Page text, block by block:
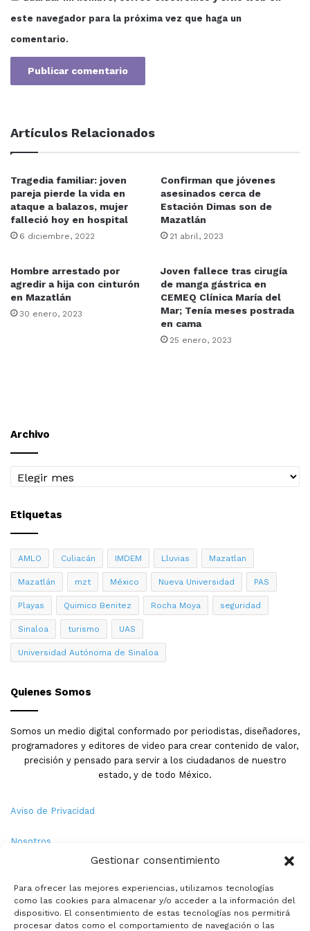
Gestionar consentimiento
Para ofrecer las mejores experiencias, utilizamos tecnologías
como las cookies para almacenar y/o acceder a la información del
dispositivo. El consentimiento de estas tecnologías nos permitirá
procesar datos como el comportamiento de navegación o las
este navegador para la próxima vez que haga un
comentario.
Artículos Relacionados
Tragedia familiar: joven
pareja pierde la vida en
ataque a balazos, mujer
falleció hoy en hospital
6 diciembre, 2022
Confirman que jóvenes
asesinados cerca de
Estación Dimas son de
Mazatlán
21 abril, 2023
Hombre arrestado por
agredir a hija con cinturón
en Mazatlán
30 enero, 2023
Joven fallece tras cirugía
de manga gástrica en
CEMEQ Clínica María del
Mar; Tenía meses postrada
en cama
25 enero, 2023
Archivo
Archivo
Etiquetas
AMLO Culiacán IMDEM Lluvias Mazatlan
Mazatlán mzt México Nueva Universidad PAS
Playas Quimico Benitez Rocha Moya seguridad
Sinaloa turismo UAS
Universidad Autónoma de Sinaloa
Quienes Somos
Somos un medio digital conformado por periodistas, diseñadores,
programadores y editores de video para crear contenido de valor,
precisión y pensado para servir a los ciudadanos de nuestro
estado, y de todo México.
Aviso de Privacidad
Nosotros
Política de Cookies